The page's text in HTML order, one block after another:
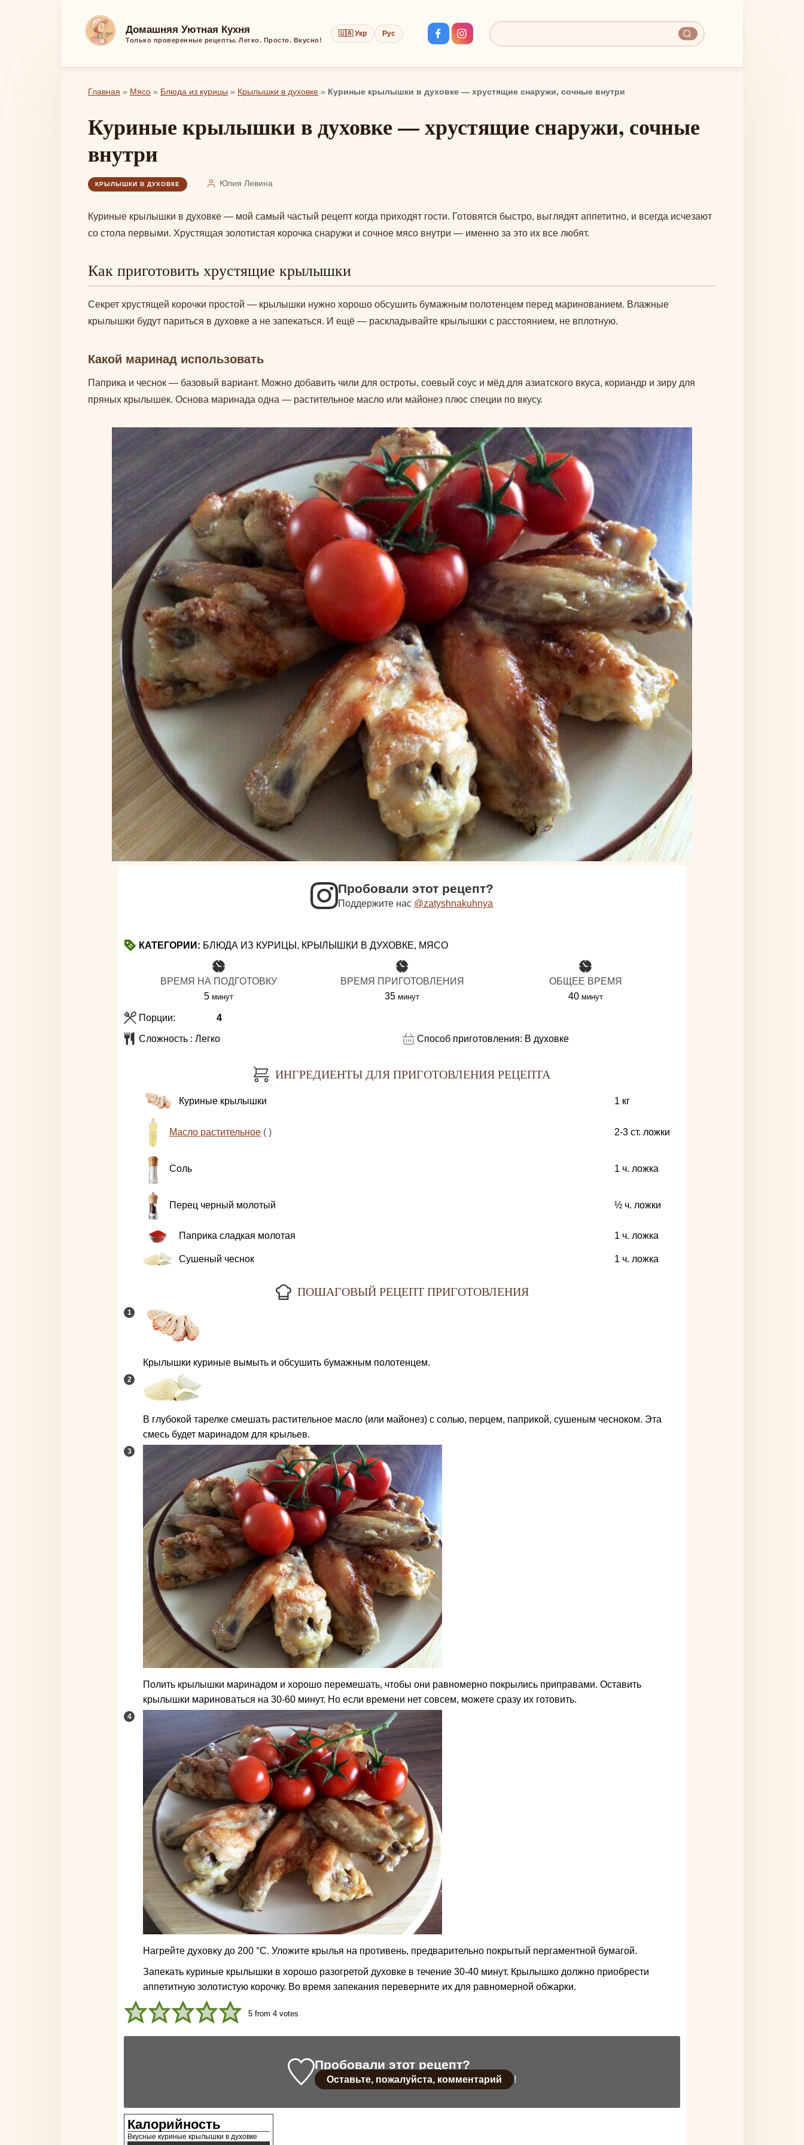
Домашняя Уютная Кухня
Только проверенные рецепты. Легко. Просто. Вкусно!
🇺🇦 Укр Рус
Поиск:
Главная » Мясо » Блюда из курицы » Крылышки в духовке » Куриные крылышки в духовке — хрустящие снаружи, сочные внутри
Куриные крылышки в духовке — хрустящие снаружи, сочные
внутри
КРЫЛЫШКИ В ДУХОВКЕ Юлия Левина
Куриные крылышки в духовке — мой самый частый рецепт когда приходят гости. Готовятся быстро, выглядят аппетитно, и всегда исчезают
со стола первыми. Хрустящая золотистая корочка снаружи и сочное мясо внутри — именно за это их все любят.
Как приготовить хрустящие крылышки
Секрет хрустящей корочки простой — крылышки нужно хорошо обсушить бумажным полотенцем перед маринованием. Влажные
крылышки будут париться в духовке а не запекаться. И ещё — раскладывайте крылышки с расстоянием, не вплотную.
Какой маринад использовать
Паприка и чеснок — базовый вариант. Можно добавить чили для остроты, соевый соус и мёд для азиатского вкуса, кориандр и зиру для
пряных крылышек. Основа маринада одна — растительное масло или майонез плюс специи по вкусу.
Пробовали этот рецепт?
Поддержите нас @zatyshnakuhnya
КАТЕГОРИИ: БЛЮДА ИЗ КУРИЦЫ, КРЫЛЫШКИ В ДУХОВКЕ, МЯСО
ВРЕМЯ НА ПОДГОТОВКУ
5минуты
минут
ВРЕМЯ ПРИГОТОВЛЕНИЯ
35минуты
минут
ОБЩЕЕ ВРЕМЯ
40минуты
минут
Порции: 4
Сложность : Легко Способ приготовления: В духовке
ИНГРЕДИЕНТЫ ДЛЯ ПРИГОТОВЛЕНИЯ РЕЦЕПТА
Куриные крылышки 1 кг
Масло растительное ( ) 2-3 ст. ложки
Соль 1 ч. ложка
Перец черный молотый ½ ч. ложки
Паприка сладкая молотая 1 ч. ложка
Сушеный чеснок 1 ч. ложка
ПОШАГОВЫЙ РЕЦЕПТ ПРИГОТОВЛЕНИЯ
Крылышки куриные вымыть и обсушить бумажным полотенцем.
В глубокой тарелке смешать растительное масло (или майонез) с солью, перцем, паприкой, сушеным чесноком. Эта
смесь будет маринадом для крыльев.
Полить крылышки маринадом и хорошо перемешать, чтобы они равномерно покрылись приправами. Оставить
крылышки мариноваться на 30-60 минут. Но если времени нет совсем, можете сразу их готовить.
Нагрейте духовку до 200 °C. Уложите крылья на противень, предварительно покрытый пергаментной бумагой.
Запекать куриные крылышки в хорошо разогретой духовке в течение 30-40 минут. Крылышко должно приобрести
аппетитную золотистую корочку. Во время запекания переверните их для равномерной обжарки.
5from 4votes
Пробовали этот рецепт?
Оставьте, пожалуйста, комментарий !
Калорийность
Вкусные куриные крылышки в духовке